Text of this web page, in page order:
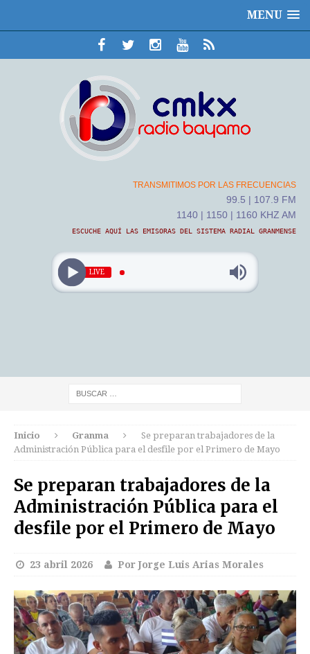
MENU
TRANSMITIMOS POR LAS FRECUENCIAS
99.5 | 107.9 FM
1140 | 1150 | 1160 KHZ AM
ESCUCHE AQUÍ LAS EMISORAS DEL SISTEMA RADIAL GRANMENSE
LIVE
Inicio Granma
Se preparan trabajadores de la
Administración Pública para el desfile por el Primero de Mayo
Se preparan trabajadores de la
Administración Pública para el
desfile por el Primero de Mayo
23 abril 2026 Por Jorge Luis Arias Morales